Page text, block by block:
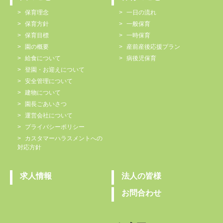
保育理念
保育方針
保育目標
園の概要
給食について
登園・お迎えについて
安全管理について
建物について
園長ごあいさつ
運営会社について
プライバシーポリシー
カスタマーハラスメントへの
対応方針
一日の流れ
一般保育
一時保育
産前産後応援プラン
病後児保育
求人情報
法人の皆様
お問合わせ